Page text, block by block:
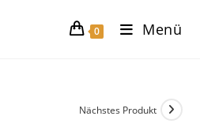
0 Menü
Nächstes Produkt